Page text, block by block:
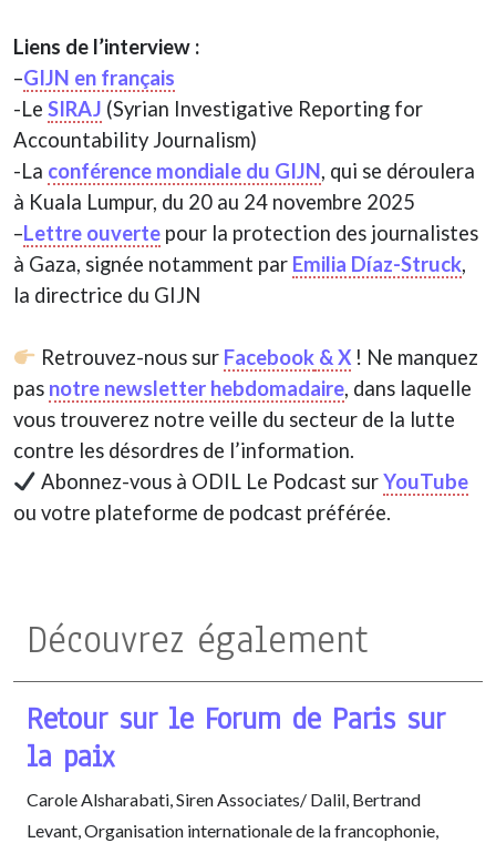
Liens de l’interview :
–GIJN en français
-Le SIRAJ (Syrian Investigative Reporting for
Accountability Journalism)
-La conférence mondiale du GIJN, qui se déroulera
à Kuala Lumpur, du 20 au 24 novembre 2025
–Lettre ouverte pour la protection des journalistes
à Gaza, signée notamment par Emilia Díaz-Struck,
la directrice du GIJN
Retrouvez-nous sur Facebook& X! Ne manquez
pas notre newsletter hebdomadaire, dans laquelle
vous trouverez notre veille du secteur de la lutte
contre les désordres de l’information.
Abonnez-vous à ODIL Le Podcast surYouTube
ou votre plateforme de podcast préférée.
Découvrez également
Retour sur le Forum de Paris sur
la paix
Carole Alsharabati, Siren Associates/ Dalil, Bertrand
Levant, Organisation internationale de la francophonie,